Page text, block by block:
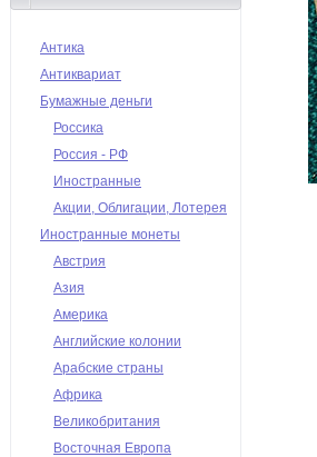
Антика
Антиквариат
Бумажные деньги
Россика
Россия - РФ
Иностранные
Акции, Облигации, Лотерея
Иностранные монеты
Австрия
Азия
Америка
Английские колонии
Арабские страны
Африка
Великобритания
Восточная Европа